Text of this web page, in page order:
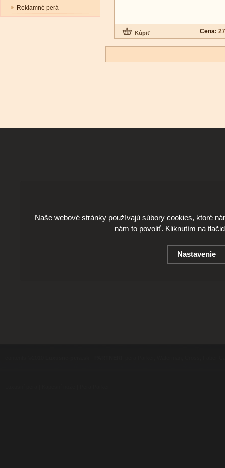
Reklamné perá
Cena:
Naše webové stránky používajú súbory cookies, ktoré
nám to povoliť. Kliknutím na
Nastavenie